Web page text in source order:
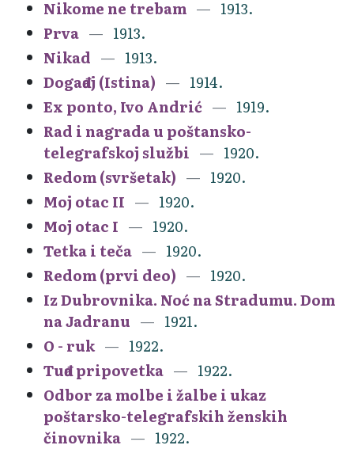
Nikome ne trebam
1913.
Prva
1913.
Nikad
1913.
Događaj (Istina)
1914.
Ex ponto, Ivo Andrić
1919.
Rad i nagrada u poštansko-
telegrafskoj službi
1920.
Redom (svršetak)
1920.
Moj otac II
1920.
Moj otac I
1920.
Tetka i teča
1920.
Redom (prvi deo)
1920.
Iz Dubrovnika. Noć na Stradumu. Dom
na Jadranu
1921.
O - ruk
1922.
Tuđa pripovetka
1922.
Odbor za molbe i žalbe i ukaz
poštarsko-telegrafskih ženskih
činovnika
1922.